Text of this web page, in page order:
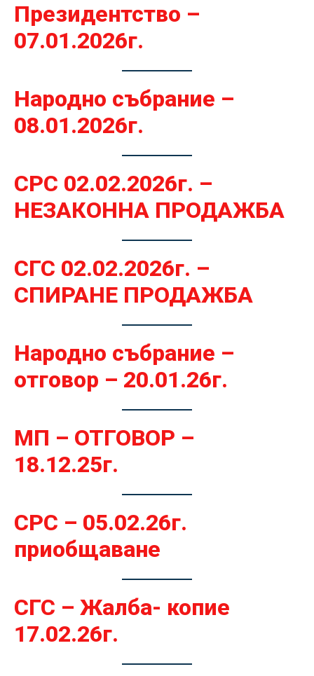
Президентство –
07.01.2026г.
Народно събрание –
08.01.2026г.
СРС 02.02.2026г. –
НЕЗАКОННА ПРОДАЖБА
СГС 02.02.2026г. –
СПИРАНЕ ПРОДАЖБА
Народно събрание –
отговор – 20.01.26г.
МП – ОТГОВОР –
18.12.25г.
СРС – 05.02.26г.
приобщаване
СГС – Жалба- копие
17.02.26г.